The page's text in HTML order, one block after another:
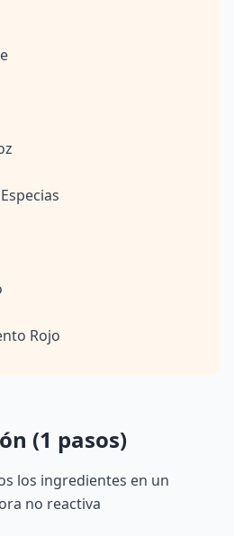
Rojo
(1 pasos)
los ingredientes en un
no reactiva